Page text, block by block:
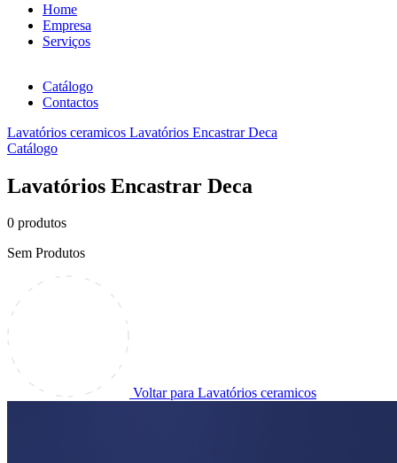
Home
Empresa
Serviços
Catálogo
Contactos
Lavatórios ceramicos Lavatórios Encastrar Deca
Catálogo
Lavatórios Encastrar Deca
0 produtos
Sem Produtos
Voltar para Lavatórios ceramicos